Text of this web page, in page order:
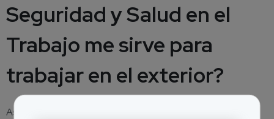
Seguridad y Salud en el
Trabajo me sirve para
trabajar en el exterior?
Así es, como estudiante virtual de la